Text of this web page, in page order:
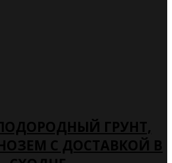
ГРУНТ,
С ДОСТАВКОЙ В